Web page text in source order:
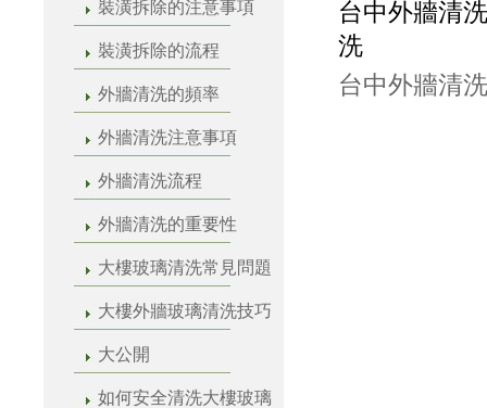
裝潢拆除的注意事項
裝潢拆除的流程
外牆清洗的頻率
外牆清洗注意事項
外牆清洗流程
外牆清洗的重要性
大樓玻璃清洗常見問題
大樓外牆玻璃清洗技巧
大公開
如何安全清洗大樓玻璃
台中外牆清
洗
台中外牆清